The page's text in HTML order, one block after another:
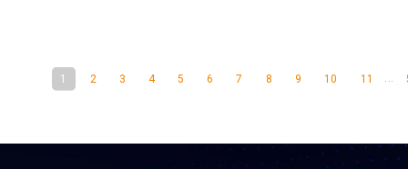
1 2 3 4 5 6 7 8 9 10 11 ...